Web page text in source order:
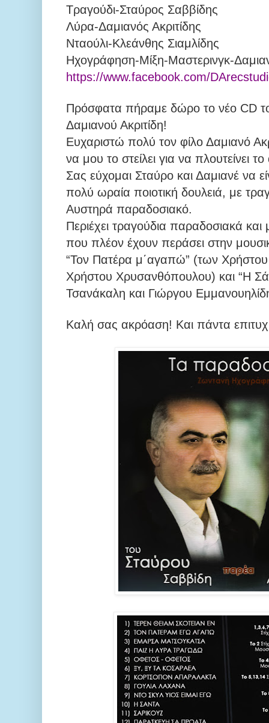
Τραγούδι-Σταύρος Σαββίδης
Λύρα-Δαμιανός Ακριτίδης
Νταούλι-Κλεάνθης Σιαμλίδης
Ηχογράφηση-Μίξη-Μαστερινγκ-
https://www.facebook.com/
Πρόσφατα πήραμε δώρο το νέο CD
Δαμιανού Ακριτίδη!
Ευχαριστώ πολύ τον φίλο Δαμιανό
να μου το στείλει για να πλουτείνει
Σας εύχομαι Σταύρο και Δαμιανέ να
πολύ ωραία ποιοτική δουλειά, με
Αυστηρά παραδοσιακό.
Περιέχει τραγούδια παραδοσιακά
που πλέον έχουν περάσει στην
“Τον Πατέρα μ΄αγαπώ” (των
Χρήστου Χρυσανθόπουλου) και “Η
Τσανάκαλη και Γιώργου
Καλή σας ακρόαση! Και πάντα